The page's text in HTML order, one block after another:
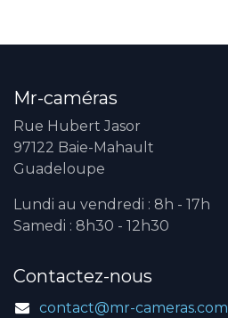
Mr-caméras
Rue Hubert Jasor
97122 Baie-Mahault
Guadeloupe
Lundi au vendredi : 8h - 17h
Samedi : 8h30 - 12h30
Contactez-nous
contact@mr-cameras.com